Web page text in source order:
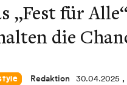
„Fest für
die
Redaktion 30.04.2025 ,